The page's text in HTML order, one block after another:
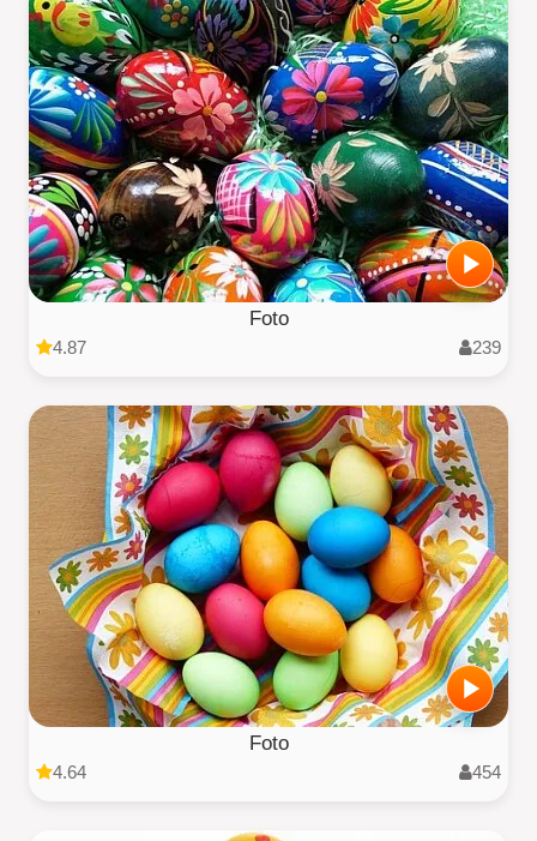
Foto
4.87 239
Foto
4.64 454